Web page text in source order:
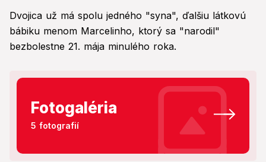
Dvojica už má spolu jedného "syna", ďalšiu látkovú
bábiku menom Marcelinho, ktorý sa "narodil"
bezbolestne 21. mája minulého roka.
Fotogaléria
5 fotografií